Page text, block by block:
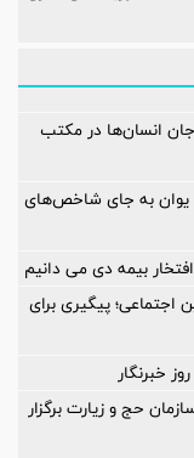
انسان‌ها در مکتب
یوان به جای شاخص‌های
بیمه دی می دانیم
اجتماعی؛ پیگیری برای
خبرنگار
حج و زیارت برگزار